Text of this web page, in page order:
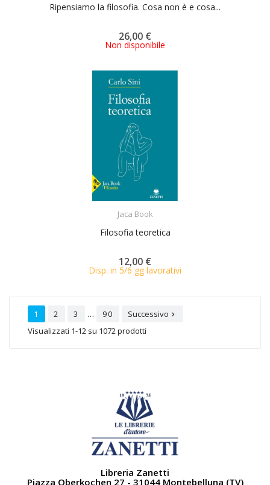
Ripensiamo la filosofia. Cosa non è e cosa...
26,00 €
Non disponibile
Jaca Book
Filosofia teoretica
12,00 €
Disp. in 5/6 gg lavorativi
1 2 3 … 90 Successivo 
Visualizzati 1-12 su 1072 prodotti
Libreria Zanetti
Piazza Oberkochen 27 - 31044 Montebelluna (TV)